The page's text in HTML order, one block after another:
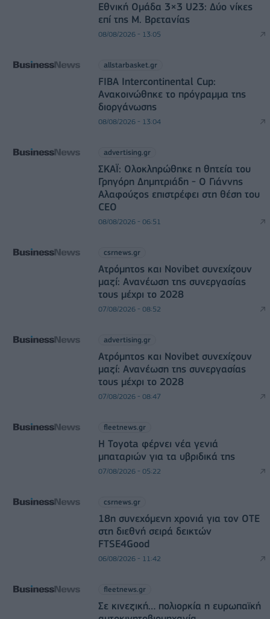
Εθνική Ομάδα 3×3 U23: Δύο νίκες
επί της Μ. Βρετανίας
08/08/2026 - 13:05
allstarbasket.gr
FIBA Intercontinental Cup:
Ανακοινώθηκε το πρόγραμμα της
διοργάνωσης
08/08/2026 - 13:04
advertising.gr
ΣΚΑΪ: Ολοκληρώθηκε η θητεία του
Γρηγόρη Δημητριάδη - Ο Γιάννης
Αλαφούζος επιστρέφει στη θέση του
CEO
08/08/2026 - 06:51
csrnews.gr
Ατρόμητος και Novibet συνεχίζουν
μαζί: Ανανέωση της συνεργασίας
τους μέχρι το 2028
07/08/2026 - 08:52
advertising.gr
Ατρόμητος και Novibet συνεχίζουν
μαζί: Ανανέωση της συνεργασίας
τους μέχρι το 2028
07/08/2026 - 08:47
fleetnews.gr
Η Toyota φέρνει νέα γενιά
μπαταριών για τα υβριδικά της
07/08/2026 - 05:22
csrnews.gr
18η συνεχόμενη χρονιά για τον ΟΤΕ
στη διεθνή σειρά δεικτών
FTSE4Good
06/08/2026 - 11:42
fleetnews.gr
Σε κινεζική… πολιορκία η ευρωπαϊκή